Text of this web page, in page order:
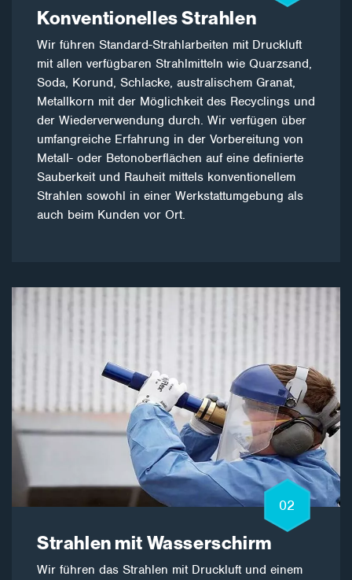
Konventionelles Strahlen
Wir führen Standard-Strahlarbeiten mit Druckluft
mit allen verfügbaren Strahlmitteln wie Quarzsand,
Soda, Korund, Schlacke, australischem Granat,
Metallkorn mit der Möglichkeit des Recyclings und
der Wiederverwendung durch. Wir verfügen über
umfangreiche Erfahrung in der Vorbereitung von
Metall- oder Betonoberflächen auf eine definierte
Sauberkeit und Rauheit mittels konventionellem
Strahlen sowohl in einer Werkstattumgebung als
auch beim Kunden vor Ort.
02
Strahlen mit Wasserschirm
Wir führen das Strahlen mit Druckluft und einem